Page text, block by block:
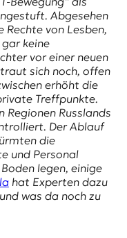
Abgesehen
Rechte von Lesben,
gar keine
vor einer neuen
sich noch, offen
erhöht die
Treffpunkte.
Regionen Russlands
Der Ablauf
die
und Personal
legen, einige
hat Experten dazu
was da noch zu